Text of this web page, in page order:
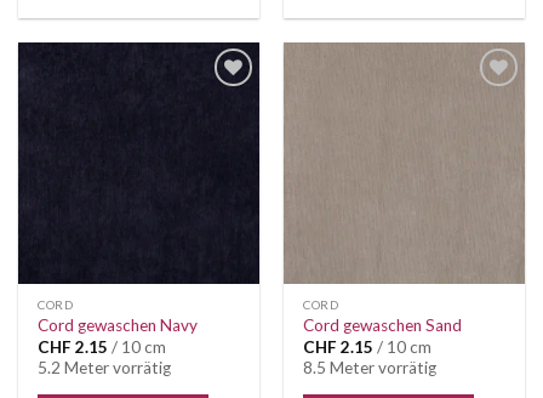
CORD
Cord gewaschen Navy
CHF 2.15 / 10 cm
5.2 Meter vorrätig
CORD
Cord gewaschen Sand
CHF 2.15 / 10 cm
8.5 Meter vorrätig